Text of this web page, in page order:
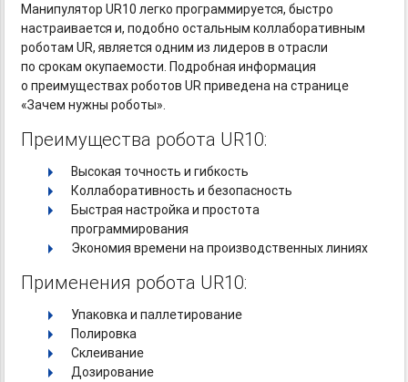
Манипулятор UR10 легко программируется, быстро
настраивается и, подобно остальным коллаборативным
роботам UR, является одним из лидеров в отрасли
по срокам окупаемости. Подробная информация
о преимуществах роботов UR приведена на странице
«Зачем нужны роботы».
Преимущества робота UR10:
Высокая точность и гибкость
Коллаборативность и безопасность
Быстрая настройка и простота
программирования
Экономия времени на производственных линиях
Применения робота UR10:
Упаковка и паллетирование
Полировка
Склеивание
Дозирование